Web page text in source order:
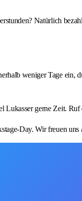
Natürlich
weniger Tage ein,
Lukasser gerne Zeit.
Day. Wir freuen uns